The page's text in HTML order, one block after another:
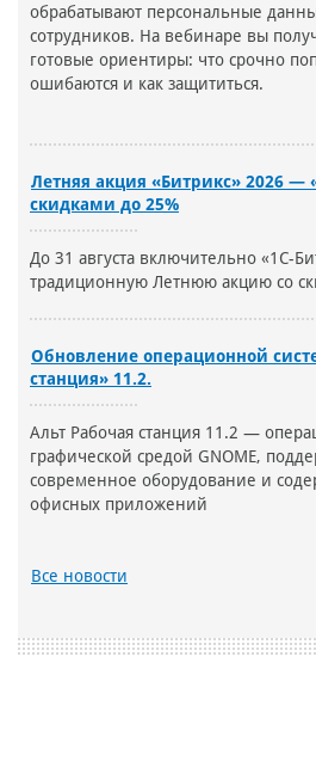
обрабатывают персональные
сотрудников. На вебинаре вы
готовые ориентиры: что срочно
ошибаются и как защититься.
Летняя акция «Битрикс» 2026 —
скидками до 25%
До 31 августа включительно «1С-
традиционную Летнюю акцию со
Обновление операционной
станция» 11.2.
Альт Рабочая станция 11.2 —
графической средой GNOME,
современное оборудование и
офисных приложений
Все новости